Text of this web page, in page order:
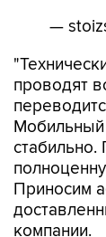
—
проводят
Мобильный
стабильно.
Приносим
компании.